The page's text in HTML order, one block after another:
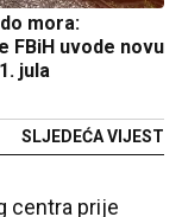
mora:
FBiH uvode novu
jula
SLJEDEĆA VIJEST
centra prije